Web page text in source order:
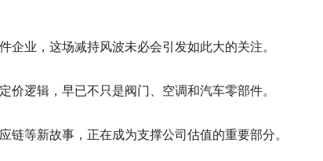
业，这场减持风波未必会引发如此大的关注。
价逻辑，早已不只是阀门、空调和汽车零部件。
等新故事，正在成为支撑公司估值的重要部分。